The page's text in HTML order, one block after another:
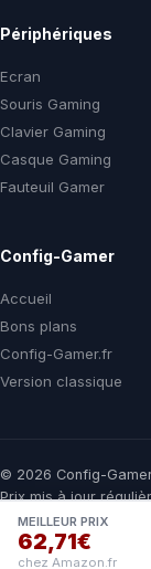
MEILLEUR PRIX
62,71€
chez Amazon.fr
Périphériques
Ecran
Souris Gaming
Clavier Gaming
Casque Gaming
Fauteuil Gamer
Config-Gamer
Accueil
Bons plans
Config-Gamer.fr
Version classique
© 2026 Config-
Prix mis à jour
vous payez le même
à financer ce